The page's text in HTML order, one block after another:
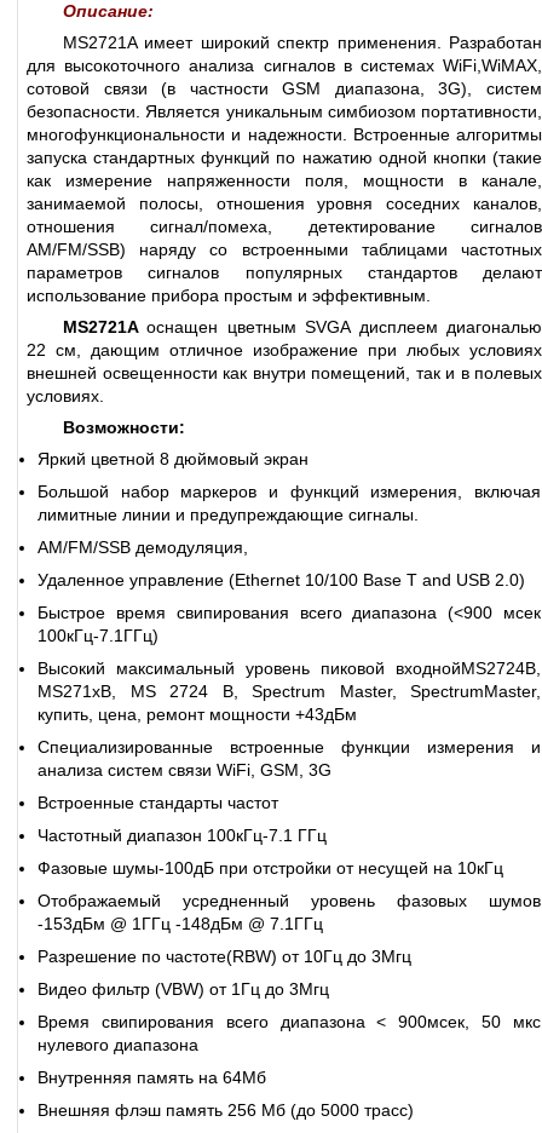
Описание:
MS2721A имеет широкий спектр применения. Разработан
для высокоточного анализа сигналов в системах WiFi,WiMAX,
сотовой связи (в частности GSM диапазона, 3G), систем
безопасности. Является уникальным симбиозом портативности,
многофункциональности и надежности. Встроенные алгоритмы
запуска стандартных функций по нажатию одной кнопки (такие
как измерение напряженности поля, мощности в канале,
занимаемой полосы, отношения уровня соседних каналов,
отношения сигнал/помеха, детектирование сигналов
AM/FM/SSB) наряду со встроенными таблицами частотных
параметров сигналов популярных стандартов делают
использование прибора простым и эффективным.
MS2721Aоснащен цветным SVGA дисплеем диагональю
22 см, дающим отличное изображение при любых условиях
внешней освещенности как внутри помещений, так и в полевых
условиях.
Возможности:
Яркий цветной 8 дюймовый экран
Большой набор маркеров и функций измерения, включая
лимитные линии и предупреждающие сигналы.
AM/FM/SSB демодуляция,
Удаленное управление (Ethernet 10/100 Base T and USB 2.0)
Быстрое время свипирования всего диапазона (<900 мсек
100кГц-7.1ГГц)
Высокий максимальный уровень пиковой входнойMS2724B,
MS271xB, MS 2724 B, Spectrum Master, SpectrumMaster,
купить, цена, ремонт мощности +43дБм
Специализированные встроенные функции измерения и
анализа систем связи WiFi, GSM, 3G
Встроенные стандарты частот
Частотный диапазон 100кГц-7.1 ГГц
Фазовые шумы-100дБ при отстройки от несущей на 10кГц
Отображаемый усредненный уровень фазовых шумов
-153дБм @ 1ГГц -148дБм @ 7.1ГГц
Разрешение по частоте(RBW) от 10Гц до 3Мгц
Видео фильтр (VBW) от 1Гц до 3Мгц
Время свипирования всего диапазона < 900мсек, 50 мкс
нулевого диапазона
Внутренняя память на 64Мб
Внешняя флэш память 256 Мб (до 5000 трасс)